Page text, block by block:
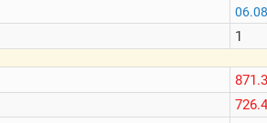
1